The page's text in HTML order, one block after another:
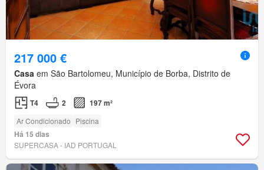
217 000 €
Casa em São Bartolomeu, Município de Borba, Distrito de
Évora
T4 2 197 m²
Ar Condicionado Piscina
Há 15 dias
SUPERCASA - IAD PORTUGAL